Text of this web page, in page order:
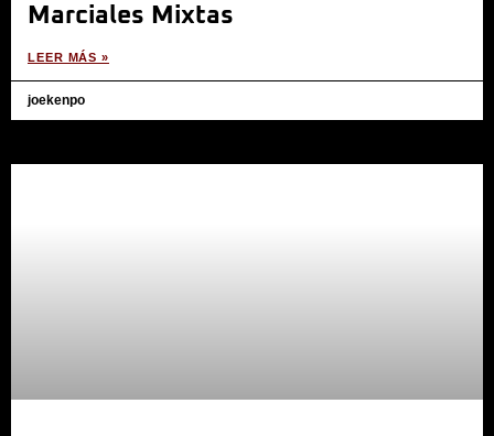
Marciales Mixtas
LEER MÁS »
joekenpo